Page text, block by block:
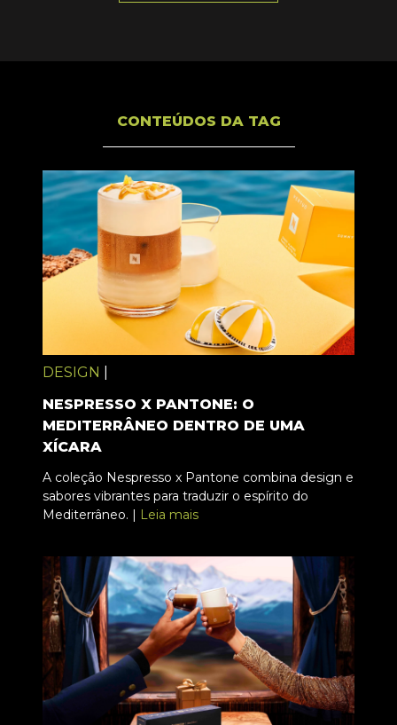
CONTEÚDOS DA TAG
DESIGN
NESPRESSO X PANTONE: O
MEDITERRÂNEO DENTRO DE UMA
XÍCARA
A coleção Nespresso x Pantone combina design e
sabores vibrantes para traduzir o espírito do
Mediterrâneo. | Leia mais